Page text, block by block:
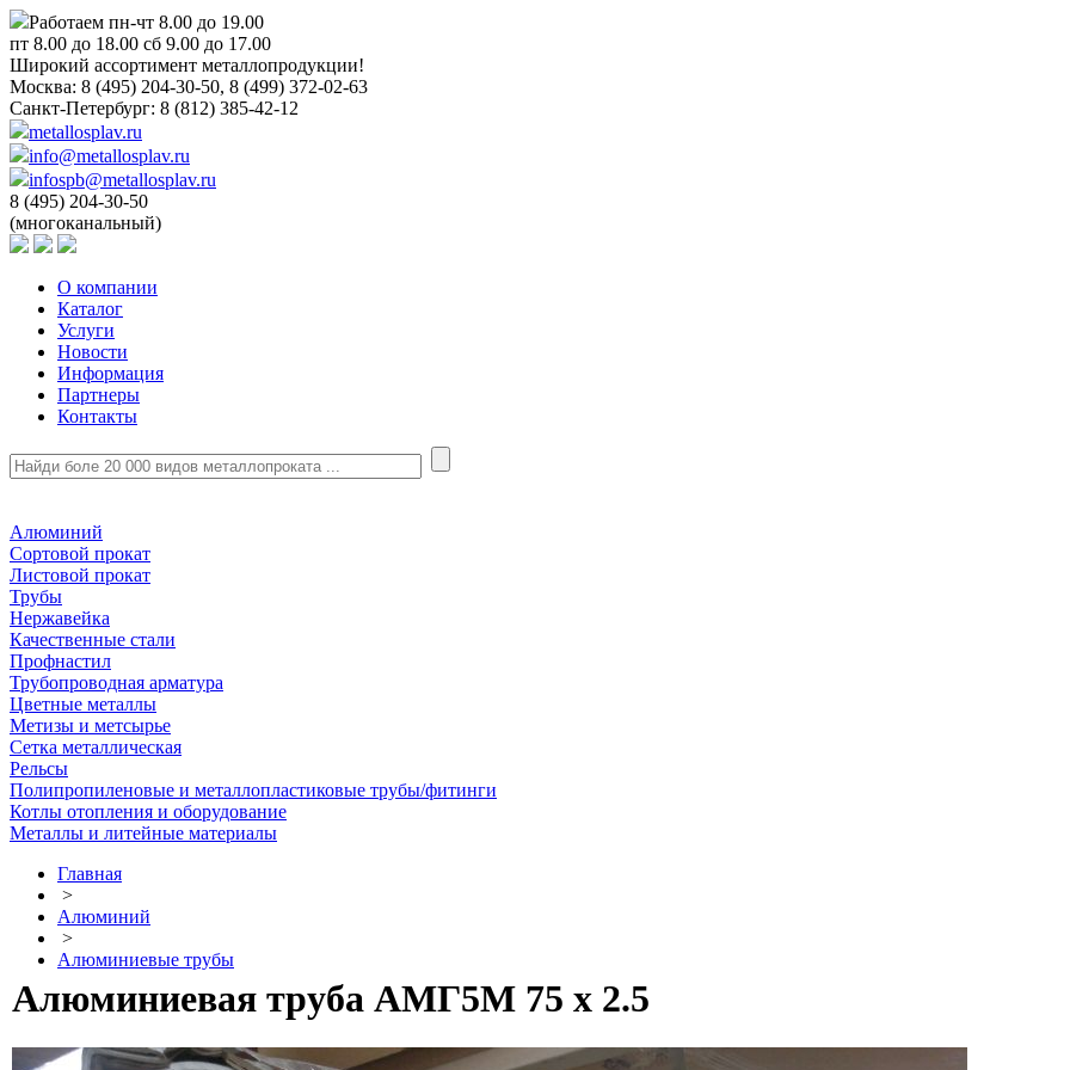
Работаем пн-чт 8.00 до 19.00
пт 8.00 до 18.00 сб 9.00 до 17.00
Широкий ассортимент металлопродукции!
Москва: 8 (495) 204-30-50, 8 (499) 372-02-63
Санкт-Петербург: 8 (812) 385-42-12
metallosplav.ru
info@metallosplav.ru
infospb@metallosplav.ru
8 (495) 204-30-50
(многоканальный)
О компании
Каталог
Услуги
Новости
Информация
Партнеры
Контакты
Алюминий
Сортовой прокат
Листовой прокат
Трубы
Нержавейка
Качественные стали
Профнастил
Трубопроводная арматура
Цветные металлы
Метизы и метсырье
Сетка металлическая
Рельсы
Полипропиленовые и металлопластиковые трубы/фитинги
Котлы отопления и оборудование
Металлы и литейные материалы
Главная
>
Алюминий
>
Алюминиевые трубы
Алюминиевая труба АМГ5М 75 х 2.5